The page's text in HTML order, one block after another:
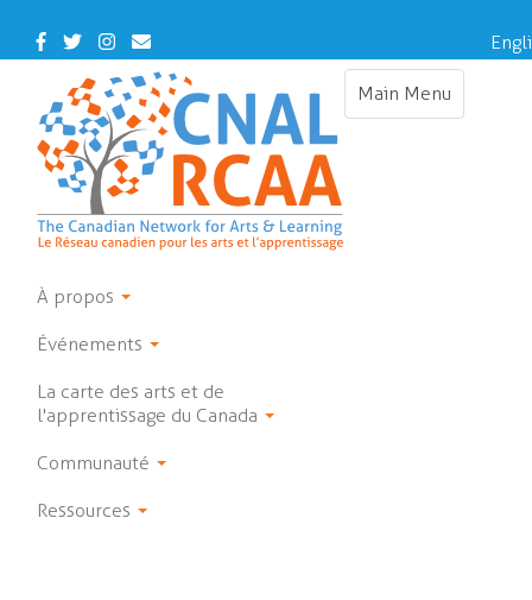
main
Facebook
TwitterInstagram
Contact
Us
Main Menu
Toggle
À propos
Événements
La carte des arts et de
l'apprentissage du Canada
Communauté
Ressources